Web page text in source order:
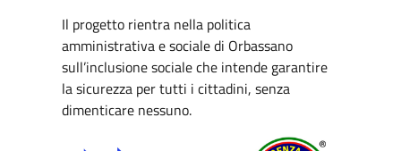
Il progetto rientra nella politica
amministrativa e sociale di Orbassano
sull’inclusione sociale che intende garantire
la sicurezza per tutti i cittadini, senza
dimenticare nessuno.